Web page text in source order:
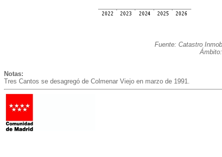
Fuente: Catastro
Notas:
Tres Cantos se desagregó de Colmenar Viejo en marzo de 1991.